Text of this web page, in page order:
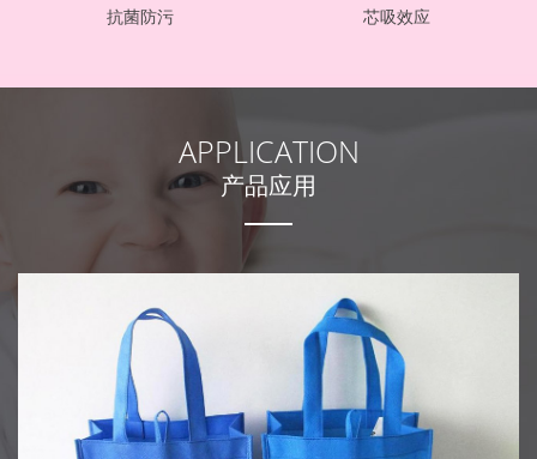
抗菌防污 芯吸效应
APPLICATION
产品应用